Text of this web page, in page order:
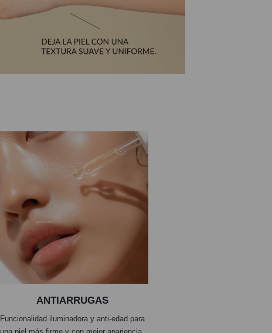
ANTIARRUGAS
Funcionalidad iluminadora y anti-edad para